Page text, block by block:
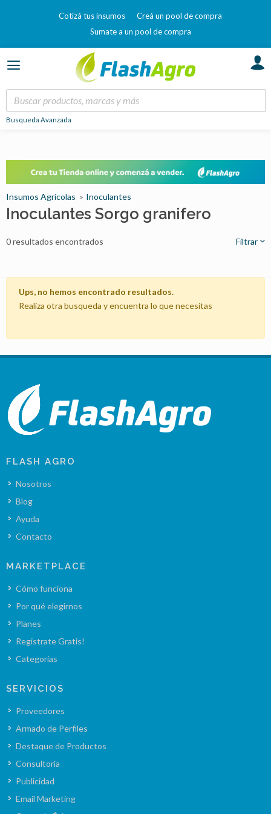
Cotizá tus insumos
Creá un pool de compra
Sumate a un pool de compra
Busqueda Avanzada
Ups, no hemos encontrado resultados.
Realiza otra busqueda y encuentra lo que necesitas
Insumos Agrícolas Inoculantes
Inoculantes Sorgo granifero
0 resultados encontrados Filtrar
FLASH AGRO
Nosotros
Blog
Ayuda
Contacto
MARKETPLACE
Cómo funciona
Por qué elegirnos
Planes
Registrate Gratis!
Categorías
SERVICIOS
Proveedores
Armado de Perfiles
Destaque de Productos
Consultoría
Publicidad
Email Marketing